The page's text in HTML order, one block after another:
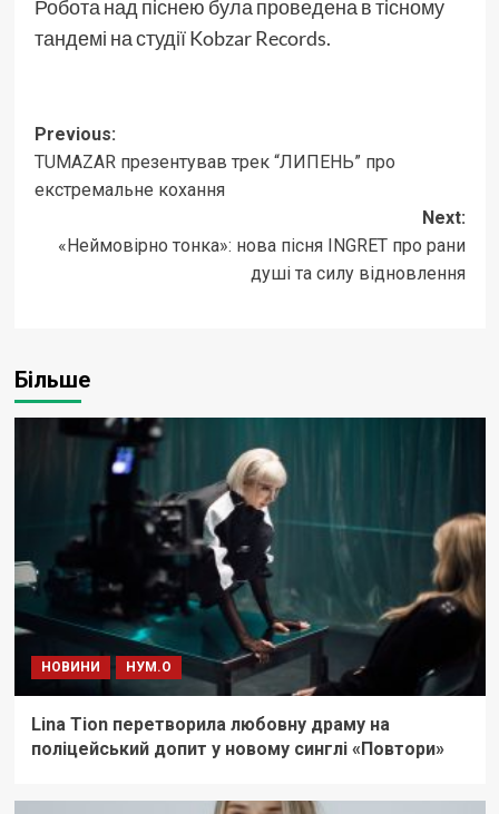
Робота над піснею була проведена в тісному
тандемі на студії Kobzar Records.
Post
navigation
Previous:
TUMAZAR презентував трек “ЛИПЕНЬ” про
екстремальне кохання
Next:
«Неймовірно тонка»: нова пісня INGRET про рани
душі та силу відновлення
Більше
НОВИНИ НУМ.О
Lina Tion перетворила любовну драму на
поліцейський допит у новому синглі «Повтори»